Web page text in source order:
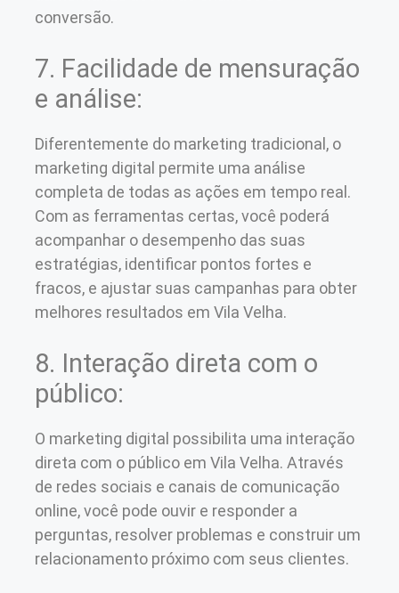
conversão.
7. Facilidade de mensuração
e análise:
Diferentemente do marketing tradicional, o
marketing digital permite uma análise
completa de todas as ações em tempo real.
Com as ferramentas certas, você poderá
acompanhar o desempenho das suas
estratégias, identificar pontos fortes e
fracos, e ajustar suas campanhas para obter
melhores resultados em Vila Velha.
8. Interação direta com o
público:
O marketing digital possibilita uma interação
direta com o público em Vila Velha. Através
de redes sociais e canais de comunicação
online, você pode ouvir e responder a
perguntas, resolver problemas e construir um
relacionamento próximo com seus clientes.